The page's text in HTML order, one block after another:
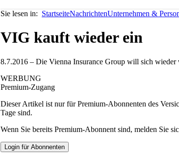
Sie lesen in: StartseiteNachrichtenUnternehmen &
VIG kauft wieder ein
8.7.2016 – Die Vienna Insurance Group will sich
WERBUNG
Premium-Zugang
Dieser Artikel ist nur für Premium-Abonnenten des
Tage sind.
Wenn Sie bereits Premium-Abonnent sind, melden Sie